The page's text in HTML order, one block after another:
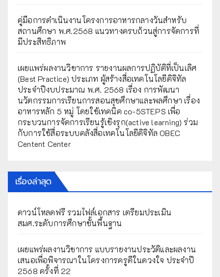
คู่มือการดำเนินงานโครงการอาหารกลางวันสำหรับ
สถานศึกษา พ.ศ.2568 แนวทางครบถ้วนสู่การจัดการที่
มีประสิทธิภาพ
เผยเเพร่ผลงานวิชาการ รายงานผลการปฏิบัติที่เป็นเลิศ
(Best Practice) ประเภท ผู้สร้างสื่อเทคโนโลยีดิจิทัล
ประจำปีงบประมาณ พ.ศ. 2568 เรื่อง การพัฒนา
นวัตกรรมการเรียนการสอนสุขศึกษาและพลศึกษา เรื่อง
อาหารหลัก 5 หมู่ โดยใช้เทคนิค co-5STEPS เพื่อ
กระบวนการจัดการเรียนรู้เชิงรุก(active learning) ร่วม
กับการใช้สื่อระบบคลังสื่อเทคโนโลยีดิจิทัล OBEC
Centent Center
เรื่องล่าสุด
ดาวน์โหลดฟรี รวมไฟล์เอกสาร เตรียมประเมิน
สมศ.ระดับการศึกษาขั้นพื้นฐาน
เผยแพร่ผลงานวิชาการ แบบรายงานประวัติและผลงาน
เสนอเพื่อพิจารณาในโครงการครูดีในดวงใจ ประจำปี
2568 ครั้งที่ 22